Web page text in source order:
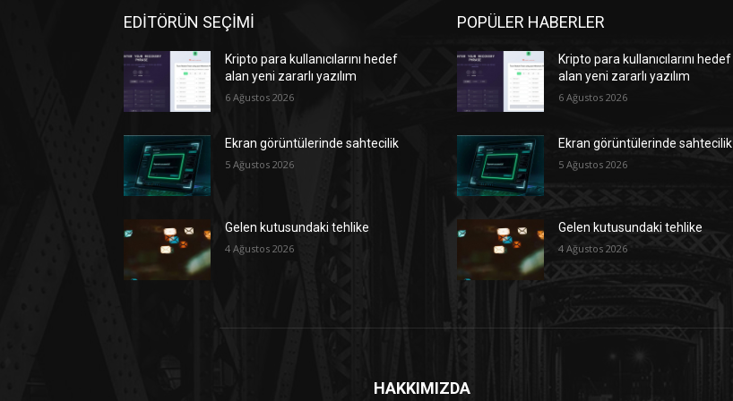
EDİTÖRÜN SEÇİMİ
Kripto para kullanıcılarını hedef
alan yeni zararlı yazılım
6 Ağustos 2026
Ekran görüntülerinde sahtecilik
5 Ağustos 2026
Gelen kutusundaki tehlike
4 Ağustos 2026
POPÜLER HABERLER
Kripto para kullanıcılarını hedef
alan yeni zararlı yazılım
6 Ağustos 2026
Ekran görüntülerinde sahtecilik
5 Ağustos 2026
Gelen kutusundaki tehlike
4 Ağustos 2026
HAKKIMIZDA